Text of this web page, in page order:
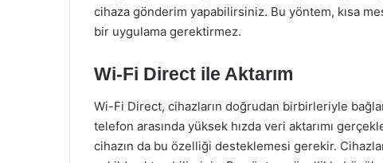
cihaza gönderim yapabilirsiniz. Bu yöntem, kısa
bir uygulama gerektirmez.
Wi-Fi Direct ile Aktarım
Wi-Fi Direct, cihazların doğrudan birbirleriyle
telefon arasında yüksek hızda veri aktarımı
cihazın da bu özelliği desteklemesi gerekir.